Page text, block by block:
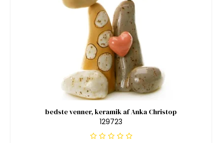
bedste venner, keramik af Anka Christop
129723